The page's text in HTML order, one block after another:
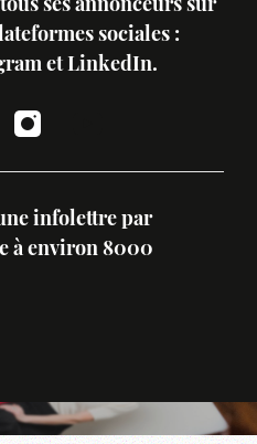
ses annonceurs sur
sociales :
et LinkedIn.
infolettre par
à environ 8000